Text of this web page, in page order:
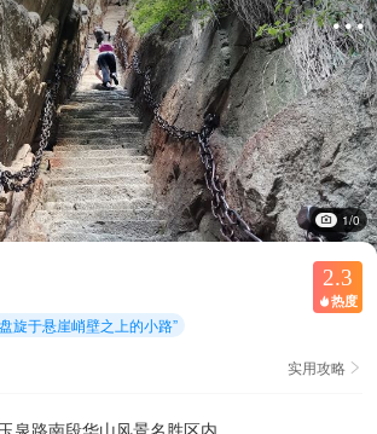

1/0
2.3
 热度
盘旋于悬崖峭壁之上的小路”
实用攻略 
泉路南段华山风景名胜区内